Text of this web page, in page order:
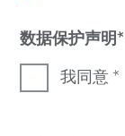
数据保护声明
我同意